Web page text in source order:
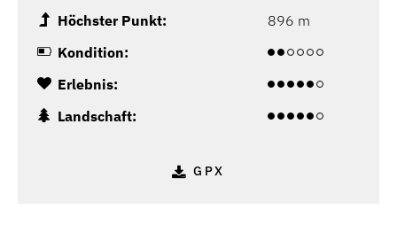
Höchster Punkt:
896 m
Kondition:
Erlebnis:
Landschaft:
GPX